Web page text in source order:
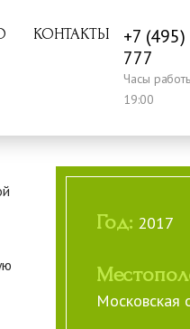
КОНТАКТЫ
+7
777
Часы
19:00
Год: 2017
Московская